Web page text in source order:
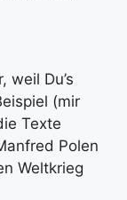
weil Du’s
(mir
Texte
Polen
Weltkrieg